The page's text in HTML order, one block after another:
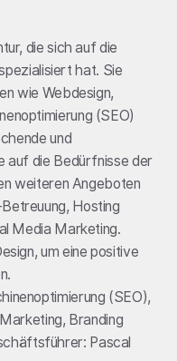
die sich auf die
hat. Sie
wie Webdesign,
(SEO)
und
die Bedürfnisse der
weiteren Angeboten
Hosting
Media Marketing.
um eine positive
(SEO),
Branding
Pascal